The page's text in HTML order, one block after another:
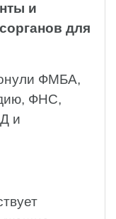
и
для
ФМБА,
ФНС,
и